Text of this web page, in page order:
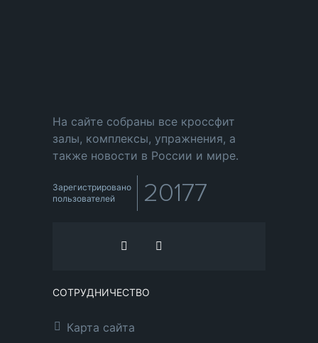
На сайте собраны все кроссфит
залы, комплексы, упражнения, а
также новости в России и мире.
Зарегистрировано
пользователей
20177
СОТРУДНИЧЕСТВО
Карта сайта